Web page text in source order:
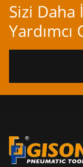
Sizi
Yardımcı